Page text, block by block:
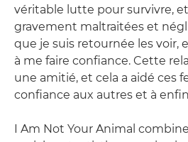
véritable lutte pour survivre,
gravement maltraitées et
que je suis retournée les voir,
à me faire confiance. Cette
une amitié, et cela a aidé ces
confiance aux autres et à
I Am Not Your Animal